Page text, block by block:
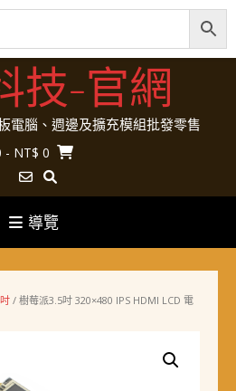
技-官網
板電腦、週邊及擴充模組批發零售
- NT$ 0
導覽
/ 樹莓派3.5吋 320×480 IPS HDMI LCD 電